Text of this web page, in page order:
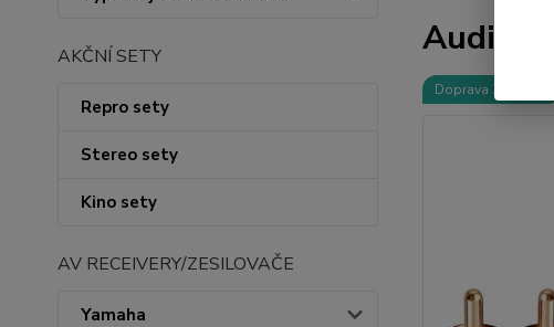
AKČNÍ SETY
Repro sety
Stereo sety
Kino sety
AV RECEIVERY/ZESILOVAČE
Yamaha
Doprava ZDARMA